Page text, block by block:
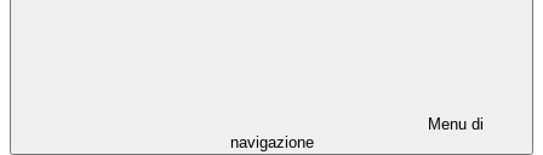
Menu di
navigazione